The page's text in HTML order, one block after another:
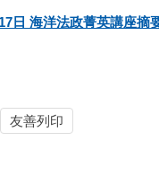
日 海洋法政菁英講座摘
友善列印